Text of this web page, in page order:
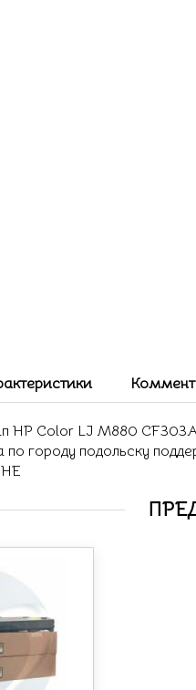
HP Color LJ M880
по городу подольску